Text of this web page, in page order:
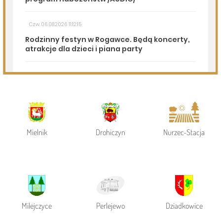
Mielnik Drohiczyn Nurzec-Stacja
Milejczyce Perlejewo Dziadkowice